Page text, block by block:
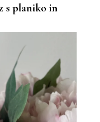
s planiko in